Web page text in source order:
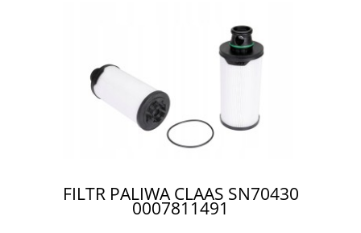
FILTR PALIWA CLAAS SN70430
0007811491